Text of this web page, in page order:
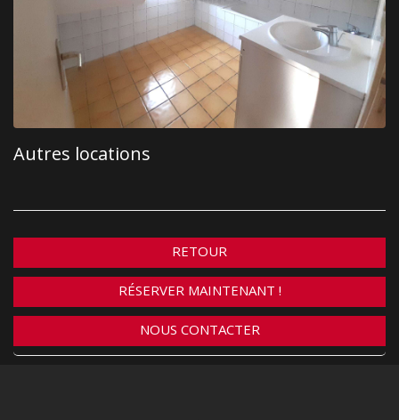
Autres locations
RETOUR
RÉSERVER MAINTENANT !
NOUS CONTACTER